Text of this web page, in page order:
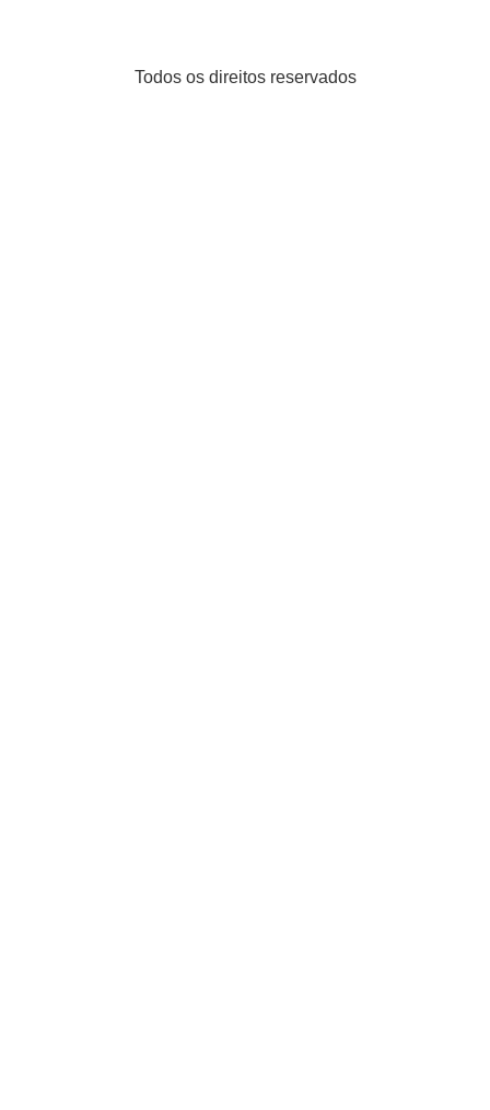
Todos os direitos reservados